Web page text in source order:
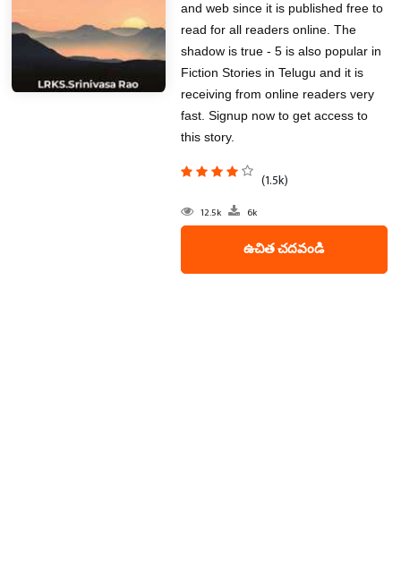
and web since it is published free to
read for all readers online. The
shadow is true - 5 is also popular in
Fiction Stories in Telugu and it is
receiving from online readers very
fast. Signup now to get access to
this story.
(1.5k)
12.5k 6k
ఉచిత చదవండి